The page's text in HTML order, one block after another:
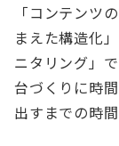
「コンテンツ
まえた構造化
ニタリング」
台づくりに時
出すまでの時